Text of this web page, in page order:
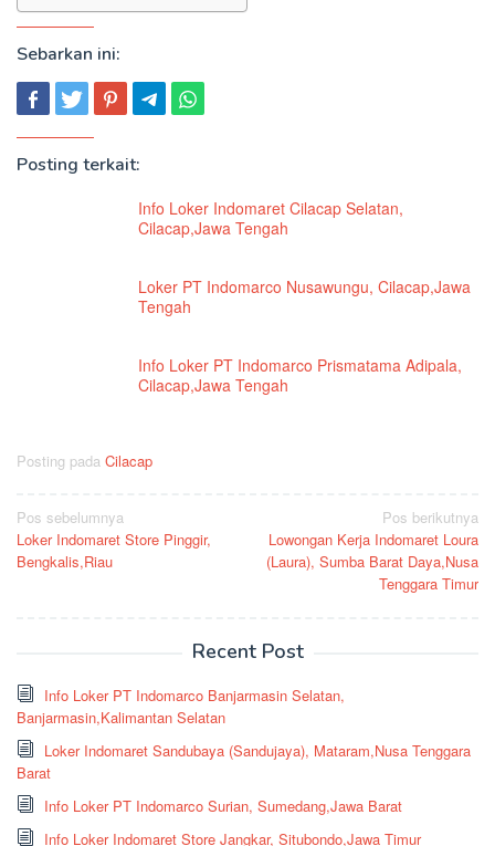
Sebarkan ini:
Posting terkait:
Info Loker Indomaret Cilacap Selatan,
Cilacap,Jawa Tengah
Loker PT Indomarco Nusawungu, Cilacap,Jawa
Tengah
Info Loker PT Indomarco Prismatama Adipala,
Cilacap,Jawa Tengah
Posting pada Cilacap
Navigasi
pos
Pos sebelumnya
Loker Indomaret Store Pinggir,
Bengkalis,Riau
Pos berikutnya
Lowongan Kerja Indomaret Loura
(Laura), Sumba Barat Daya,Nusa
Tenggara Timur
Recent Post
Info Loker PT Indomarco Banjarmasin Selatan,
Banjarmasin,Kalimantan Selatan
Loker Indomaret Sandubaya (Sandujaya), Mataram,Nusa Tenggara
Barat
Info Loker PT Indomarco Surian, Sumedang,Jawa Barat
Info Loker Indomaret Store Jangkar, Situbondo,Jawa Timur